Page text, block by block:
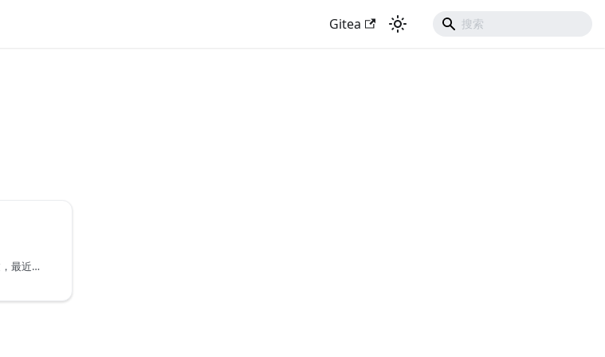
Gitea
StableDiffusion 鼎鼎大名相信大家都听过，最近我正好有作图的需求，就想试试看用它生成的图片能否直接用到我的程序中。